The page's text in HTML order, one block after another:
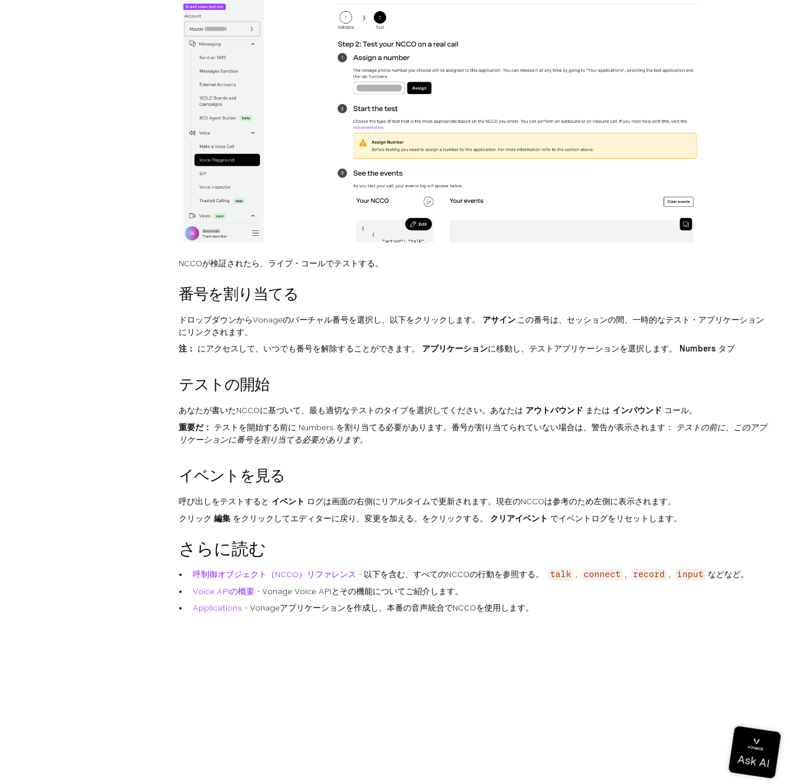
NCCOが検証されたら、ライブ・コールでテストする。
番号を割り当てる
ドロップダウンからVonageのバーチャル番号を選択し、以下をクリックします。 アサイン.この番号は、セッションの間、一時的なテスト・アプリケーション
にリンクされます。
注：
にアクセスして、いつでも番号を解除することができます。 アプリケーションに移動し、テストアプリケーションを選択します。 Numbers タブ
テストの開始
あなたが書いたNCCOに基づいて、最も適切なテストのタイプを選択してください。あなたは アウトバウンド または インバウンド コール。
重要だ：
テストを開始する前に Numbers を割り当てる必要があります。番号が割り当てられていない場合は、警告が表示されます：
テストの前に、このアプ
リケーションに番号を割り当てる必要があります。
イベントを見る
呼び出しをテストすると イベント ログは画面の右側にリアルタイムで更新されます。現在のNCCOは参考のため左側に表示されます。
クリック 編集 をクリックしてエディターに戻り、変更を加える。をクリックする。 クリアイベント でイベントログをリセットします。
さらに読む
呼制御オブジェクト（NCCO）リファレンス - 以下を含む、すべてのNCCOの行動を参照する。 talk , connect , record , input
などなど。
Voice APIの概要 - Vonage Voice APIとその機能についてご紹介します。
Applications - Vonageアプリケーションを作成し、本番の音声統合でNCCOを使用します。